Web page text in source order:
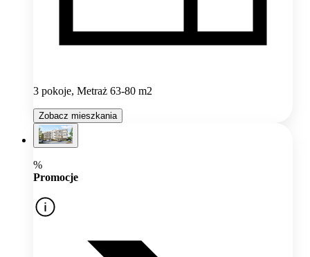
3 pokoje, Metraż 63-80 m2
Zobacz mieszkania
%
Promocje